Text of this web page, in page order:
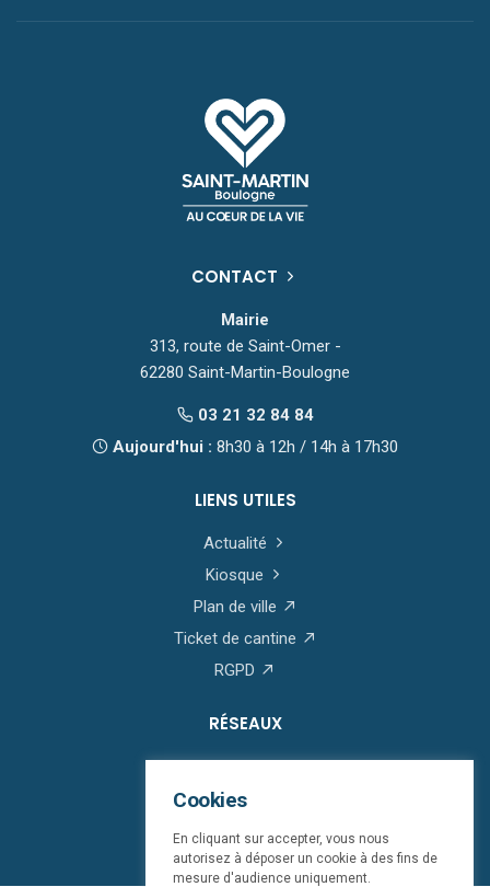
CONTACT
Mairie
313, route de Saint-Omer -
62280 Saint-Martin-Boulogne
03 21 32 84 84
Aujourd'hui : 8h30 à 12h / 14h à 17h30
LIENS UTILES
Actualité
Kiosque
Plan de ville
Ticket de cantine
RGPD
RÉSEAUX
Cookies
En cliquant sur accepter, vous nous
autorisez à déposer un cookie à des fins de
mesure d'audience uniquement.